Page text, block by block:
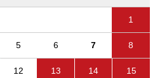
1
5 6 7 8
12 13 14 15